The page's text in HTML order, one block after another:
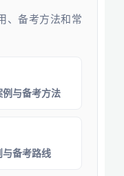
、备考方法和常
与备考方法
备考路线